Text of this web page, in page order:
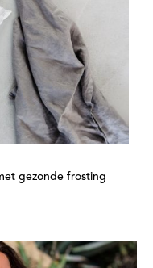
gezonde frosting